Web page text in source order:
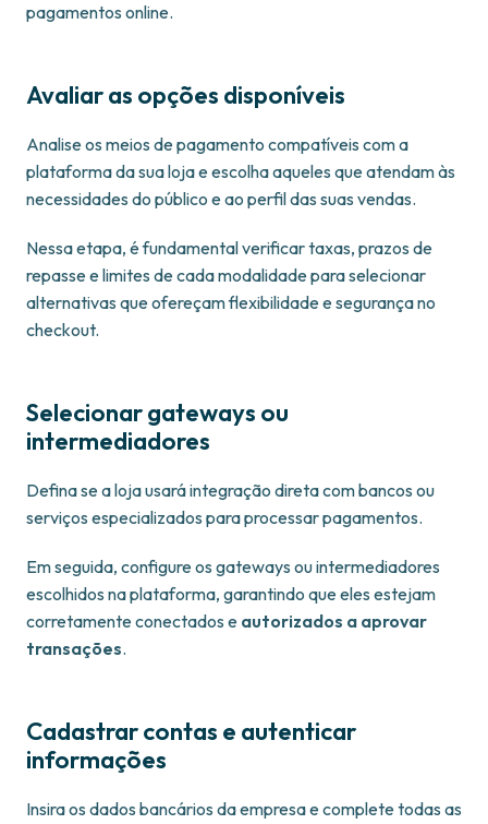
pagamentos online.
Avaliar as opções disponíveis
Analise os meios de pagamento compatíveis com a
plataforma da sua loja e escolha aqueles que atendam às
necessidades do público e ao perfil das suas vendas.
Nessa etapa, é fundamental verificar taxas, prazos de
repasse e limites de cada modalidade para selecionar
alternativas que ofereçam flexibilidade e segurança no
checkout.
Selecionar gateways ou
intermediadores
Defina se a loja usará integração direta com bancos ou
serviços especializados para processar pagamentos.
Em seguida, configure os gateways ou intermediadores
escolhidos na plataforma, garantindo que eles estejam
corretamente conectados e autorizados a aprovar
transações.
Cadastrar contas e autenticar
informações
Insira os dados bancários da empresa e complete todas as